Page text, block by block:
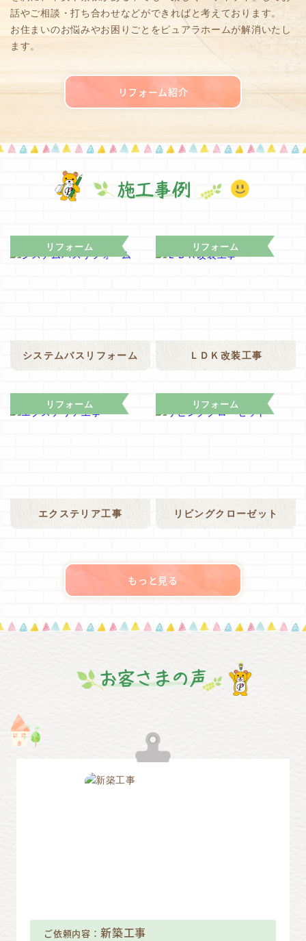
話やご相談・打ち合わせなどができればと考えております。
お住まいのお悩みやお困りごとをピュアラホームが解消いたし
ます。
リフォーム紹介
施工事例
リフォーム
システムバスリフォーム
リフォーム
ＬＤＫ改装工事
リフォーム
エクステリア工事
リフォーム
リビングクローゼット
もっと見る
お客さまの声
ご依頼内容： 新築工事